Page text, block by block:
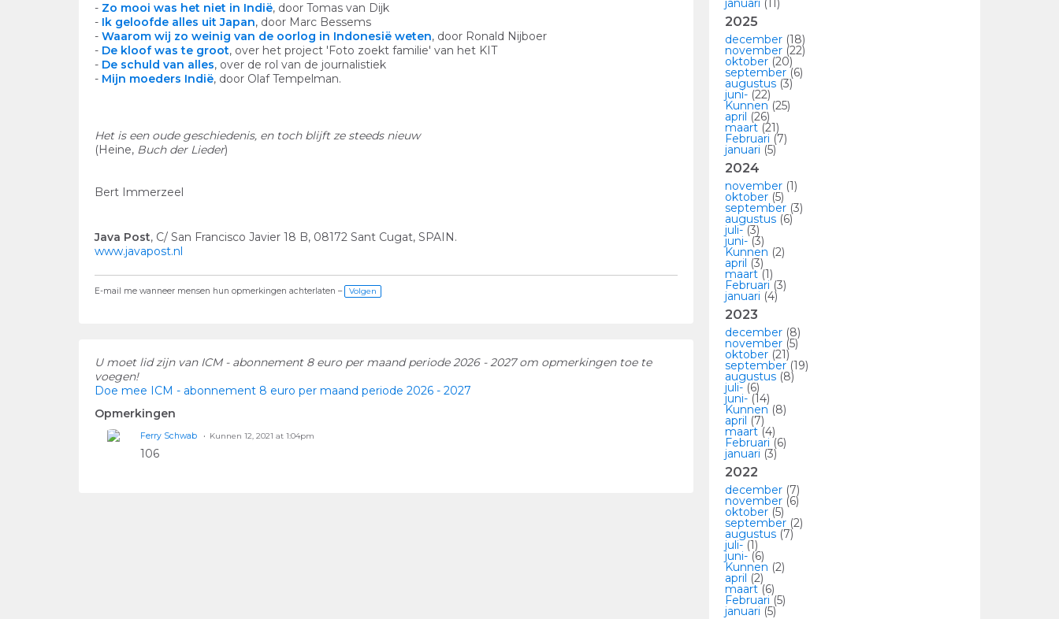
- Zo mooi was het niet in Indië, door Tomas van Dijk
- Ik geloofde alles uit Japan, door Marc Bessems
- Waarom wij zo weinig van de oorlog in Indonesië weten, door Ronald Nijboer
- De kloof was te groot, over het project 'Foto zoekt familie' van het KIT
- De schuld van alles, over de rol van de journalistiek
- Mijn moeders Indië, door Olaf Tempelman.
Het is een oude geschiedenis, en toch blijft ze steeds nieuw
(Heine, Buch der Lieder)
Bert Immerzeel
Java Post, C/ San Francisco Javier 18 B, 08172 Sant Cugat, SPAIN.
www.javapost.nl
E-mail me wanneer mensen hun opmerkingen achterlaten – Volgen
U moet lid zijn van ICM - abonnement 8 euro per maand periode 2026 - 2027 om opmerkingen toe te
voegen!
Doe mee ICM - abonnement 8 euro per maand periode 2026 - 2027
Opmerkingen
Ferry Schwab Kunnen 12, 2021 at 1:04pm
106
januari (11)
2025
december (18)
november (22)
oktober (20)
september (6)
augustus (3)
juni- (22)
Kunnen(25)
april (26)
maart (21)
Februari (7)
januari (5)
2024
november (1)
oktober (5)
september (3)
augustus (6)
juli-(3)
juni-(3)
Kunnen (2)
april (3)
maart(1)
Februari(3)
januari (4)
2023
december (8)
november (5)
oktober (21)
september(19)
augustus (8)
juli-(6)
juni-(14)
Kunnen (8)
april (7)
maart (4)
Februari (6)
januari (3)
2022
december (7)
november (6)
oktober (5)
september (2)
augustus (7)
juli-(1)
juni-(6)
Kunnen (2)
april (2)
maart(6)
Februari(5)
januari (5)